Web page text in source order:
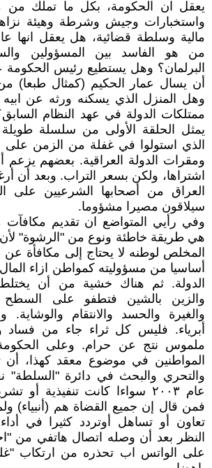
يعقل ان الحكومة، بكل ما تملك من
واستخبارات وجيش وشرطة وهيئة
مالية وسلطة قضائية، هل يعقل
من هو الفاسد بين المسؤولين
البرلمان؟ وهل يستطيع رئيس الحكومة
أن يسال عمار الحكيم (كمثال طبعا)
وهل المنزل الذي يسكنه ورثه عن
ممتلكات الدولة في عهد النظام
يمثل الحلقة الأولى من سلسلة
الذي استولوا في غفلة من الزمن
ومقرات الدولة العراقية. بعضهم يزعم
اشتراها، ولكن بسعر التراب. وبعد أن
العراق من أصحابها الشرعيين على
سيلاقون مصيرا مشؤوما.
وفي رأيي المتواضع ان تقديم مكافآت
هي طريقة خاطئة ونوع من "الرشوة" لأن
المخلص لوطنه لا يحتاج إلى مكافأة عن
أساسيا من مسؤوليته كمواطن ازاء
الدولة. ثم هناك خشية من أن يختلط
والزين بالشين فتطفو على السطح
والغيرة والحسد والانتقام والوشاية.
أبرياء. فليس كل ثراء جاء من
ملموس نتج عن حرام. وعلى
المواطنين في موضوع معقد كهذا، أن
والتحري والبحث في دائرة "السلطة"
عام ٢٠٠٣ سواءا كانت تنفيذية أو
فمن قال إن جميع القضاة هم (أنبياء)
تعاون أو تساهل أوتردد كثيرا في
النظر بعد أن وصله اتصال هاتفي من
على الواتس اب تحذره من ارتكاب